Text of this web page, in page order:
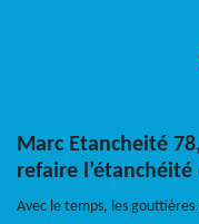
Marc Etancheité
refaire
Avec le temps, les gouttières